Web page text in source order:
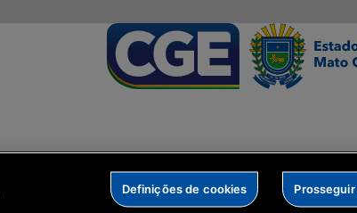
Definições de cookies